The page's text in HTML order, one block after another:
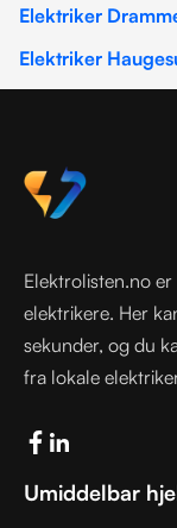
Elektriker
Elektriker
Elektrolisten.no
elektrikere. Her
sekunder, og du
fra lokale
Umiddelbar